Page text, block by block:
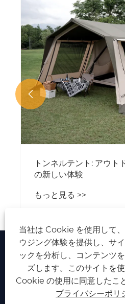
トンネルテント: アウト
の新しい体験
もっと見る >>

私たちについて
製品
当社は Cookie を使用して
ウジング体験を提供し、サ
ックを分析し、コンテンツ
ズします。このサイトを使
Cookie の使用に同意したこ
プライバシーポリ